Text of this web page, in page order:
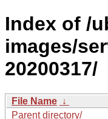
Index of /
images/
20200317/
File Name ↓
Parent directory/